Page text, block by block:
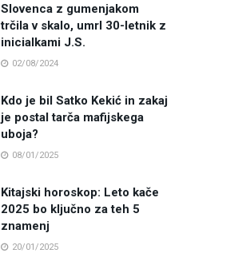
Slovenca z gumenjakom
trčila v skalo, umrl 30-letnik z
inicialkami J.S.
02/08/2024
Kdo je bil Satko Kekić in zakaj
je postal tarča mafijskega
uboja?
08/01/2025
Kitajski horoskop: Leto kače
2025 bo ključno za teh 5
znamenj
20/01/2025